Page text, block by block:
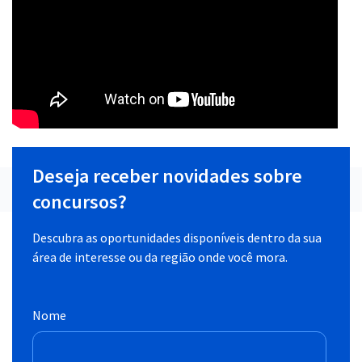
Deseja receber novidades sobre
concursos?
Descubra as oportunidades disponíveis dentro da sua
área de interesse ou da região onde você mora.
Nome